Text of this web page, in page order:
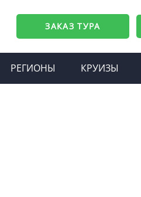
ЗАКАЗ ТУРА
РЕГИОНЫ КРУИЗЫ